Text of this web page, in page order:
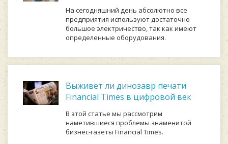
На сегодняшний день абсолютно все
предприятия используют достаточно
большое электричество, так как имеют
определенные оборудования.
Выживет ли динозавр печати
Financial Times в цифровой век
В этой статье мы рассмотрим
наметившиеся проблемы знаменитой
бизнес-газеты Financial Times.